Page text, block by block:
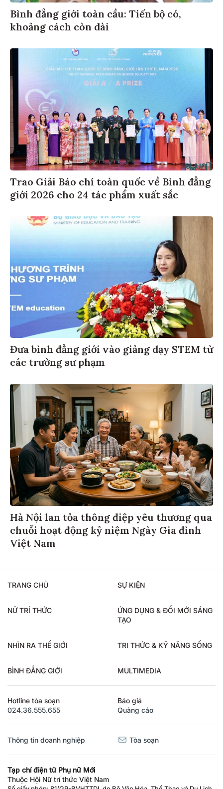
Bình đẳng giới toàn cầu: Tiến bộ có,
khoảng cách còn dài
Trao Giải Báo chí toàn quốc về Bình đẳng
giới 2026 cho 24 tác phẩm xuất sắc
Đưa bình đẳng giới vào giảng dạy STEM từ
các trường sư phạm
Hà Nội lan tỏa thông điệp yêu thương qua
chuỗi hoạt động kỷ niệm Ngày Gia đình
Việt Nam
TRANG CHỦ SỰ KIỆN
NỮ TRÍ THỨC
ỨNG DỤNG & ĐỔI MỚI SÁNG
TẠO
NHÌN RA THẾ GIỚI TRI THỨC & KỸ NĂNG SỐNG
BÌNH ĐẲNG GIỚI MULTIMEDIA
Hotline tòa soạn
024.36.555.655
Báo giá
Quảng cáo
Thông tin doanh nghiệp Tòa soạn
Tạp chí điện tử Phụ nữ Mới
Thuộc Hội Nữ trí thức Việt Nam
Số giấy phép: 81/GP-BVHTTDL do Bộ Văn Hóa, Thể Thao và Du Lịch